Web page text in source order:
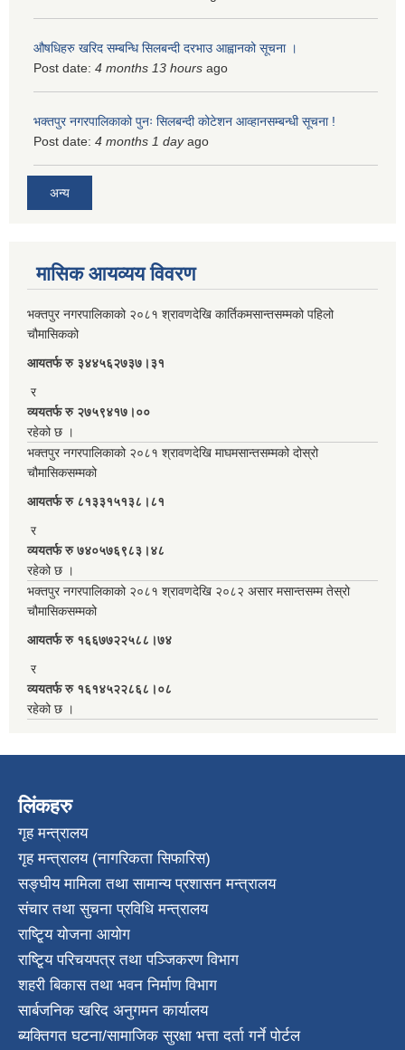
औषधिहरु खरिद सम्बन्धि सिलबन्दी दरभाउ आह्वानको सूचना ।
Post date: 4 months 13 hours ago
भक्तपुर नगरपालिकाको पुनः सिलबन्दी कोटेशन आव्हानसम्बन्धी सूचना !
Post date: 4 months 1 dayago
अन्य
मासिक आयव्यय विवरण
भक्तपुर नगरपालिकाको २०८१ श्रावणदेखि कार्तिकमसान्तसम्मको पहिलो
चौमासिकको
आयतर्फ रु‌ ३४४५६२७३७।३१
र
व्ययतर्फ रु २७५९४१७।००
रहेको छ ।
भक्तपुर नगरपालिकाको २०८१ श्रावणदेखि माघमसान्तसम्मको दोस्रो
चौमासिकसम्मको
आयतर्फ रु‌ ८१३३१५१३८।८१
र
व्ययतर्फ रु ७४०५७६९८३।४८
रहेको छ ।
भक्तपुर नगरपालिकाको २०८१ श्रावणदेखि २०८२ असार मसान्तसम्म तेस्रो
चौमासिकसम्मको
आयतर्फ रु‌ १६६७७२२५८८।७४
र
व्ययतर्फ रु १६१४५२२८६८।०८
रहेको छ ।
लिंकहरु
गृह मन्त्रालय
गृह मन्त्रालय (नागरिकता सिफारिस)
सङ्घीय मामिला तथा सामान्य प्रशासन मन्त्रालय
संचार तथा सुचना प्रविधि मन्त्रालय
राष्टि्ृय योजना आयोग
राष्टि्ृय परिचयपत्र तथा पञ्जिकरण विभाग
शहरी बिकास तथा भवन निर्माण विभाग
सार्बजनिक खरिद अनुगमन कार्यालय
ब्यक्तिगत घटना/सामाजिक सुरक्षा भत्ता दर्ता गर्ने पोर्टल